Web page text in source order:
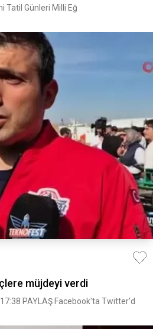
Tatil Günleri Milli Eğ
müjdeyi verdi
PAYLAŞ Facebook'ta Twitter'd